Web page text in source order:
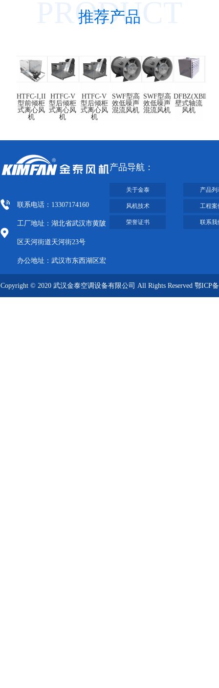
PRODUCT
推荐产品
HTFC-I,II
型前倾柜
式离心风
机
HTFC-V
型后倾柜
式离心风
机
HTFC-V
型后倾柜
式离心风
机
SWF型高
效低噪声
混流风机
SWF型高
效低噪声
混流风机
DFBZ(XBDZ)
壁式轴流
风机
联系电话：13307174160
工厂地址：湖北省武汉市黄陂
区天河街道天河街23号
办公地址：武汉市东西湖区宏
2012
产品导航：
关于金泰 产品列
风机技术 工程案
荣誉证书 联系我
Copyright © 2020 武汉金泰空调设备有限公司 All Rights Reserved 鄂ICP备